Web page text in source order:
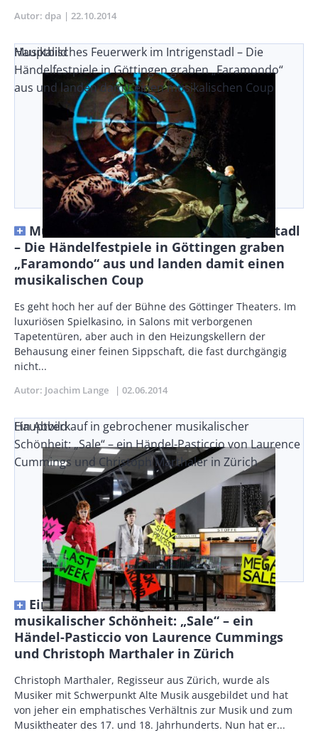
Autor dpa Publikationsdatum
22.10.2014
Musikalisches Feuerwerk im Intrigenstadl – Die
Händelfestpiele in Göttingen graben „Faramondo“
aus und landen damit einen musikalischen Coup
Hauptbild
Musikalisches Feuerwerk im Intrigenstadl
– Die Händelfestpiele in Göttingen graben
„Faramondo“ aus und landen damit einen
musikalischen Coup
Body
Es geht hoch her auf der Bühne des Göttinger Theaters. Im
luxuriösen Spielkasino, in Salons mit verborgenen
Tapetentüren, aber auch in den Heizungskellern der
Behausung einer feinen Sippschaft, die fast durchgängig
nicht...
Autor Joachim Lange Publikationsdatum
02.06.2014
Ein Abverkauf in gebrochener musikalischer
Schönheit: „Sale“ – ein Händel-Pasticcio von Laurence
Cummings und Christoph Marthaler in Zürich
Hauptbild
Ein Abverkauf in gebrochener
musikalischer Schönheit: „Sale“ – ein
Händel-Pasticcio von Laurence Cummings
und Christoph Marthaler in Zürich
Body
Christoph Marthaler, Regisseur aus Zürich, wurde als
Musiker mit Schwerpunkt Alte Musik ausgebildet und hat
von jeher ein emphatisches Verhältnis zur Musik und zum
Musiktheater des 17. und 18. Jahrhunderts. Nun hat er...